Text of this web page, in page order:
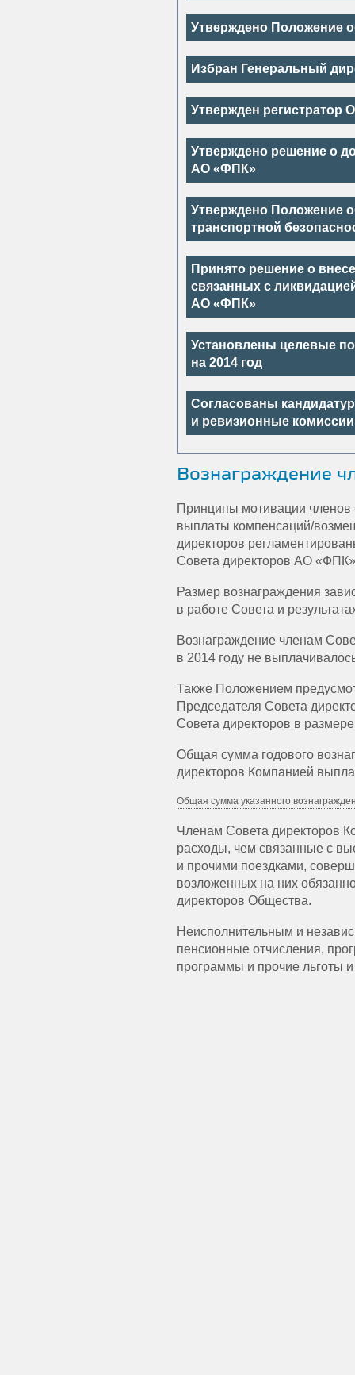
Утверждено Положение
Избран Генеральный
Утвержден регистратор
Утверждено решение о
АО «ФПК»
Утверждено Положение
транспортной
Принято решение о
связанных с
АО «ФПК»
Установлены целевые
на 2014 год
Согласованы
и ревизионные
Вознаграждение
Принципы мотивации членов
выплаты компенсаций/
директоров
Совета директоров АО
Размер вознаграждения
в работе Совета и
Вознаграждение членам
в 2014 году не
Также Положением
Председателя Совета
Совета директоров в
Общая сумма годового
директоров Компанией
Общая сумма указанного
Членам Совета директоров
расходы, чем связанные с
и прочими поездками,
возложенных на них
директоров Общества.
Неисполнительным и
пенсионные отчисления,
программы и прочие льготы